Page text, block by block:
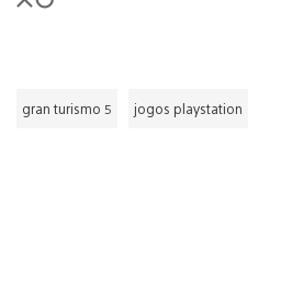
gran turismo 5 jogos playstation